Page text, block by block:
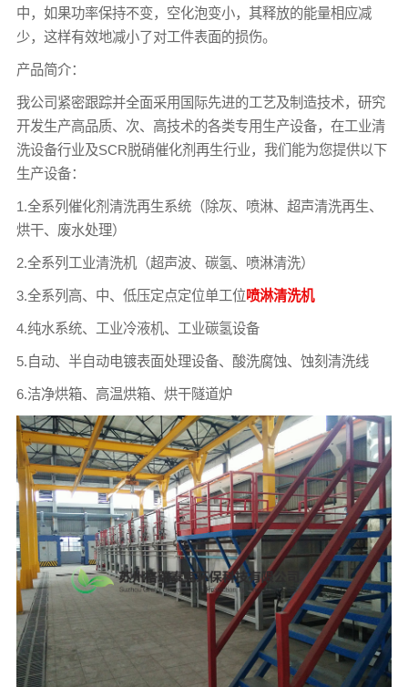
中，如果功率保持不变，空化泡变小，其释放的能量相应减
少，这样有效地减小了对工件表面的损伤。
产品简介：
我公司紧密跟踪并全面采用国际先进的工艺及制造技术，研究
开发生产高品质、次、高技术的各类专用生产设备，在工业清
洗设备行业及SCR脱硝催化剂再生行业，我们能为您提供以下
生产设备：
1.全系列催化剂清洗再生系统（除灰、喷淋、超声清洗再生、
烘干、废水处理）
2.全系列工业清洗机（超声波、碳氢、喷淋清洗）
3.全系列高、中、低压定点定位单工位喷淋清洗机
4.纯水系统、工业冷液机、工业碳氢设备
5.自动、半自动电镀表面处理设备、酸洗腐蚀、蚀刻清洗线
6.洁净烘箱、高温烘箱、烘干隧道炉